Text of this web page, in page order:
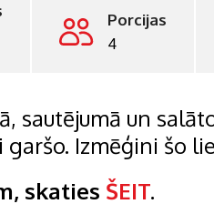
Porcijas
4
sautējumā un
Izmēģini šo
skaties ŠEIT.